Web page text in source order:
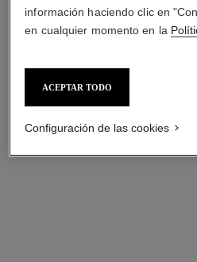
información haciendo clic en
en cualquier momento en la
ACEPTAR TODO
Configuración de las cookies